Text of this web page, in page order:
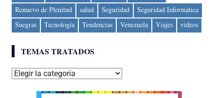
Renuevo de Plenitud
salud Seguridad
Seguridad Informática
Suegras
Tecnología Tendencias Venezuela Viajes videos
TEMAS TRATADOS
Temas